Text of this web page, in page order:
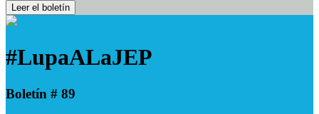
Leer el boletín
#LupaALaJEP
Boletín # 89